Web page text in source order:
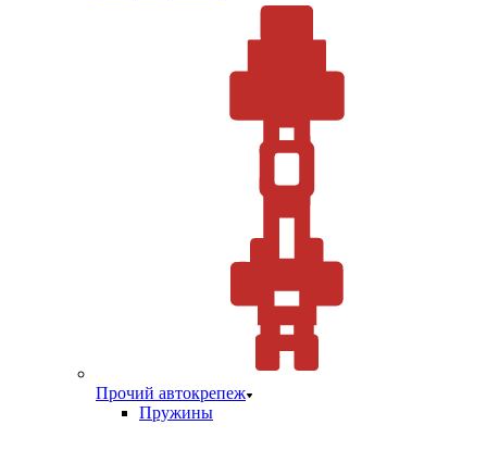
Прочий автокрепеж
Пружины